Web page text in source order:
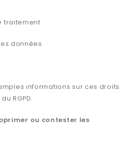
traitement
données
informations sur ces droits
RGPD.
ou contester les